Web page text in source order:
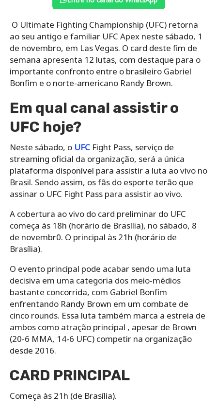
O Ultimate Fighting Championship (UFC) retorna
ao seu antigo e familiar UFC Apex neste sábado, 1
de novembro, em Las Vegas. O card deste fim de
semana apresenta 12 lutas, com destaque para o
importante confronto entre o brasileiro Gabriel
Bonfim e o norte-americano Randy Brown.
Em qual canal assistir o
UFC hoje?
Neste sábado, o UFC Fight Pass, serviço de
streaming oficial da organização, será a única
plataforma disponível para assistir a luta ao vivo no
Brasil. Sendo assim, os fãs do esporte terão que
assinar o UFC Fight Pass para assistir ao vivo.
A cobertura ao vivo do card preliminar do UFC
começa às 18h (horário de Brasília), no sábado, 8
de novembr0. O principal às 21h (horário de
Brasília).
O evento principal pode acabar sendo uma luta
decisiva em uma categoria dos meio-médios
bastante concorrida, com Gabriel Bonfim
enfrentando Randy Brown em um combate de
cinco rounds. Essa luta também marca a estreia de
ambos como atração principal , apesar de Brown
(20-6 MMA, 14-6 UFC) competir na organização
desde 2016.
CARD PRINCIPAL
Começa às 21h (de Brasília).